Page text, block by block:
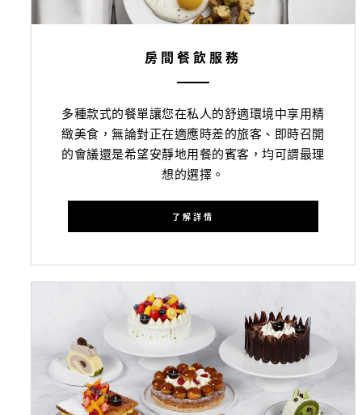
房間餐飲服務
多種款式的餐單讓您在私人的舒適環境中享用精
緻美食，無論對正在適應時差的旅客、即時召開
的會議還是希望安靜地用餐的賓客，均可謂最理
想的選擇。
了解詳情